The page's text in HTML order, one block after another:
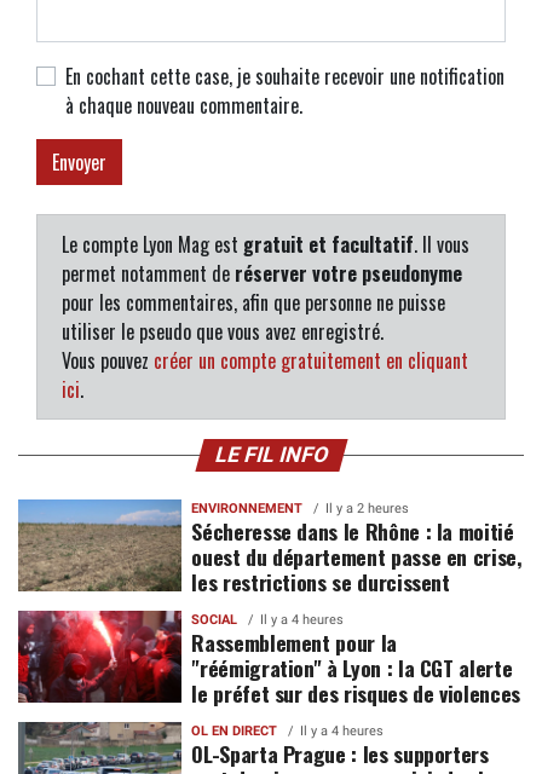
En cochant cette case, je souhaite recevoir une notification
à chaque nouveau commentaire.
Le compte Lyon Mag est gratuit et facultatif. Il vous
permet notamment de réserver votre pseudonyme
pour les commentaires, afin que personne ne puisse
utiliser le pseudo que vous avez enregistré.
Vous pouvez créer un compte gratuitement en cliquant
ici.
LE FIL INFO
ENVIRONNEMENT Il y a 2 heures
Sécheresse dans le Rhône : la moitié
ouest du département passe en crise,
les restrictions se durcissent
SOCIAL Il y a 4 heures
Rassemblement pour la
"réémigration" à Lyon : la CGT alerte
le préfet sur des risques de violences
OL EN DIRECT Il y a 4 heures
OL-Sparta Prague : les supporters